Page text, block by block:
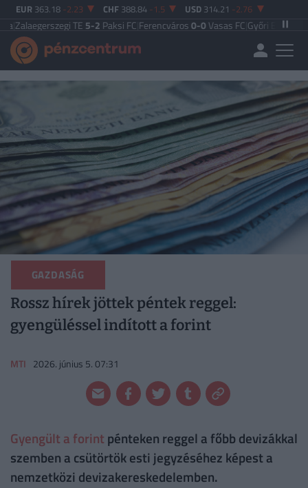
EUR 363.18 -2.23 CHF 388.84 -1.5 USD 314.21 -2.76
TE5-2Paksi FC| Ferencváros0-0Vasas FC|Győri ETO FC 4-0
GAZDASÁG
Rossz hírek jöttek péntek reggel:
gyengüléssel indított a forint
MTI 2026. június 5. 07:31
Gyengült a forint pénteken reggel a főbb devizákkal
szemben a csütörtök esti jegyzéséhez képest a
nemzetközi devizakereskedelemben.